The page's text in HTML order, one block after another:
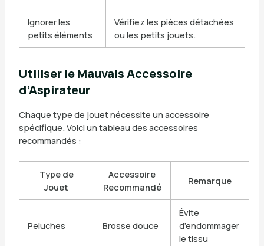
Ignorer les
petits éléments
Vérifiez les pièces détachées
ou les petits jouets.
Utiliser le Mauvais Accessoire
d’Aspirateur
Chaque type de jouet nécessite un accessoire
spécifique. Voici un tableau des accessoires
recommandés :
Type de
Jouet
Accessoire
Recommandé
Remarque
Peluches Brosse douce
Évite
d’endommager
le tissu